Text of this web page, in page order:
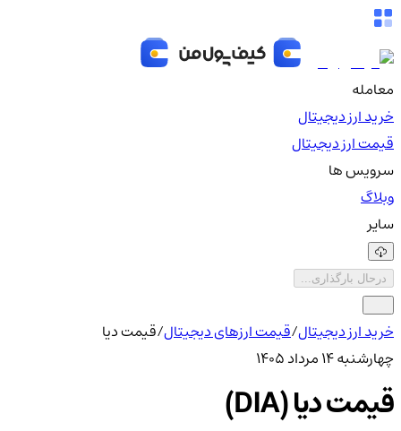
معامله
خرید ارز دیجیتال
قیمت ارز دیجیتال
سرویس ها
وبلاگ
سایر
درحال بارگذاری...
خرید ارز دیجیتال/قیمت ارزهای دیجیتال/قیمت دیا
چهارشنبه ۱۴ مرداد ۱۴۰۵
قیمت دیا (DIA)